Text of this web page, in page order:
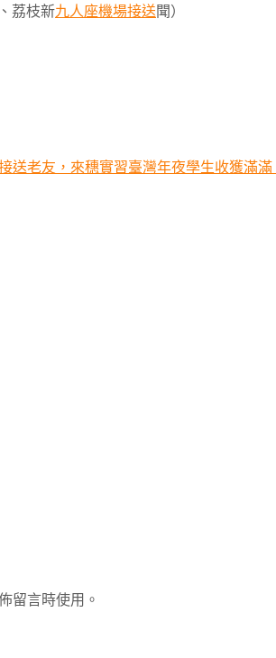
荔枝新九人座機場接送聞）
送老友，來穗實習臺灣年夜學生收獲滿滿
留言時使用。